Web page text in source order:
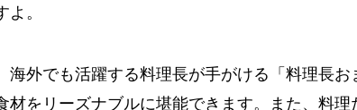
よ。
海外でも活躍する料理長が手がける「料理長
材をリーズナブルに堪能できます。また、料理